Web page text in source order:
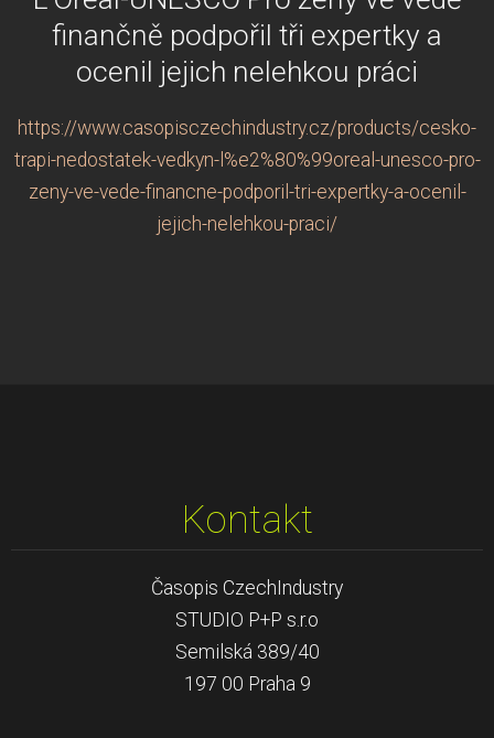
finančně podpořil tři expertky a
ocenil jejich nelehkou práci
https://www.casopisczechindustry.cz/products/cesko-
trapi-nedostatek-vedkyn-l%e2%80%99oreal-unesco-pro-
zeny-ve-vede-financne-podporil-tri-expertky-a-ocenil-
jejich-nelehkou-praci/
Kontakt
Časopis CzechIndustry
STUDIO P+P s.r.o
Semilská 389/40
197 00 Praha 9